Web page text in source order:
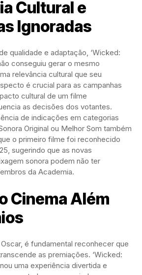
Cultural e
Ignoradas
qualidade e adaptação, ‘Wicked:
conseguiu gerar o mesmo
relevância cultural que seu
é crucial para as campanhas
cultural de um filme
as decisões dos votantes.
de indicações em categorias
Original ou Melhor Som também
o primeiro filme foi reconhecido
sugerindo que as novas
sonora podem não ter
da Academia.
Cinema Além
Oscar, é fundamental reconhecer que
as premiações. ‘Wicked:
uma experiência divertida e